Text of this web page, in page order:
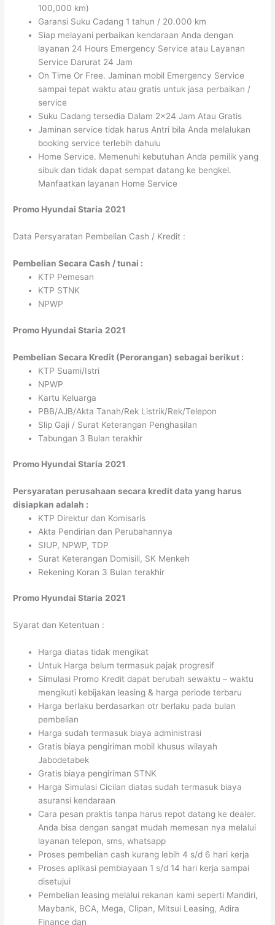
100,000 km)
Garansi Suku Cadang 1 tahun / 20.000 km
Siap melayani perbaikan kendaraan Anda dengan
layanan 24 Hours Emergency Service atau Layanan
Service Darurat 24 Jam
On Time Or Free. Jaminan mobil Emergency Service
sampai tepat waktu atau gratis untuk jasa perbaikan /
service
Suku Cadang tersedia Dalam 2×24 Jam Atau Gratis
Jaminan service tidak harus Antri bila Anda melalukan
booking service terlebih dahulu
Home Service. Memenuhi kebutuhan Anda pemilik yang
sibuk dan tidak dapat sempat datang ke bengkel.
Manfaatkan layanan Home Service
Promo Hyundai Staria 2021
Data Persyaratan Pembelian Cash / Kredit :
Pembelian Secara Cash / tunai :
KTP Pemesan
KTP STNK
NPWP
Promo Hyundai Staria 2021
Pembelian Secara Kredit (Perorangan) sebagai berikut :
KTP Suami/Istri
NPWP
Kartu Keluarga
PBB/AJB/Akta Tanah/Rek Listrik/Rek/Telepon
Slip Gaji / Surat Keterangan Penghasilan
Tabungan 3 Bulan terakhir
Promo Hyundai Staria 2021
Persyaratan perusahaan secara kredit data yang harus
disiapkan adalah :
KTP Direktur dan Komisaris
Akta Pendirian dan Perubahannya
SIUP, NPWP, TDP
Surat Keterangan Domisili, SK Menkeh
Rekening Koran 3 Bulan terakhir
Promo Hyundai Staria 2021
Syarat dan Ketentuan :
Harga diatas tidak mengikat
Untuk Harga belum termasuk pajak progresif
Simulasi Promo Kredit dapat berubah sewaktu – waktu
mengikuti kebijakan leasing & harga periode terbaru
Harga berlaku berdasarkan otr berlaku pada bulan
pembelian
Harga sudah termasuk biaya administrasi
Gratis biaya pengiriman mobil khusus wilayah
Jabodetabek
Gratis biaya pengiriman STNK
Harga Simulasi Cicilan diatas sudah termasuk biaya
asuransi kendaraan
Cara pesan praktis tanpa harus repot datang ke dealer.
Anda bisa dengan sangat mudah memesan nya melalui
layanan telepon, sms, whatsapp
Proses pembelian cash kurang lebih 4 s/d 6 hari kerja
Proses aplikasi pembiayaan 1 s/d 14 hari kerja sampai
disetujui
Pembelian leasing melalui rekanan kami seperti Mandiri,
Maybank, BCA, Mega, Clipan, Mitsui Leasing, Adira
Finance dan